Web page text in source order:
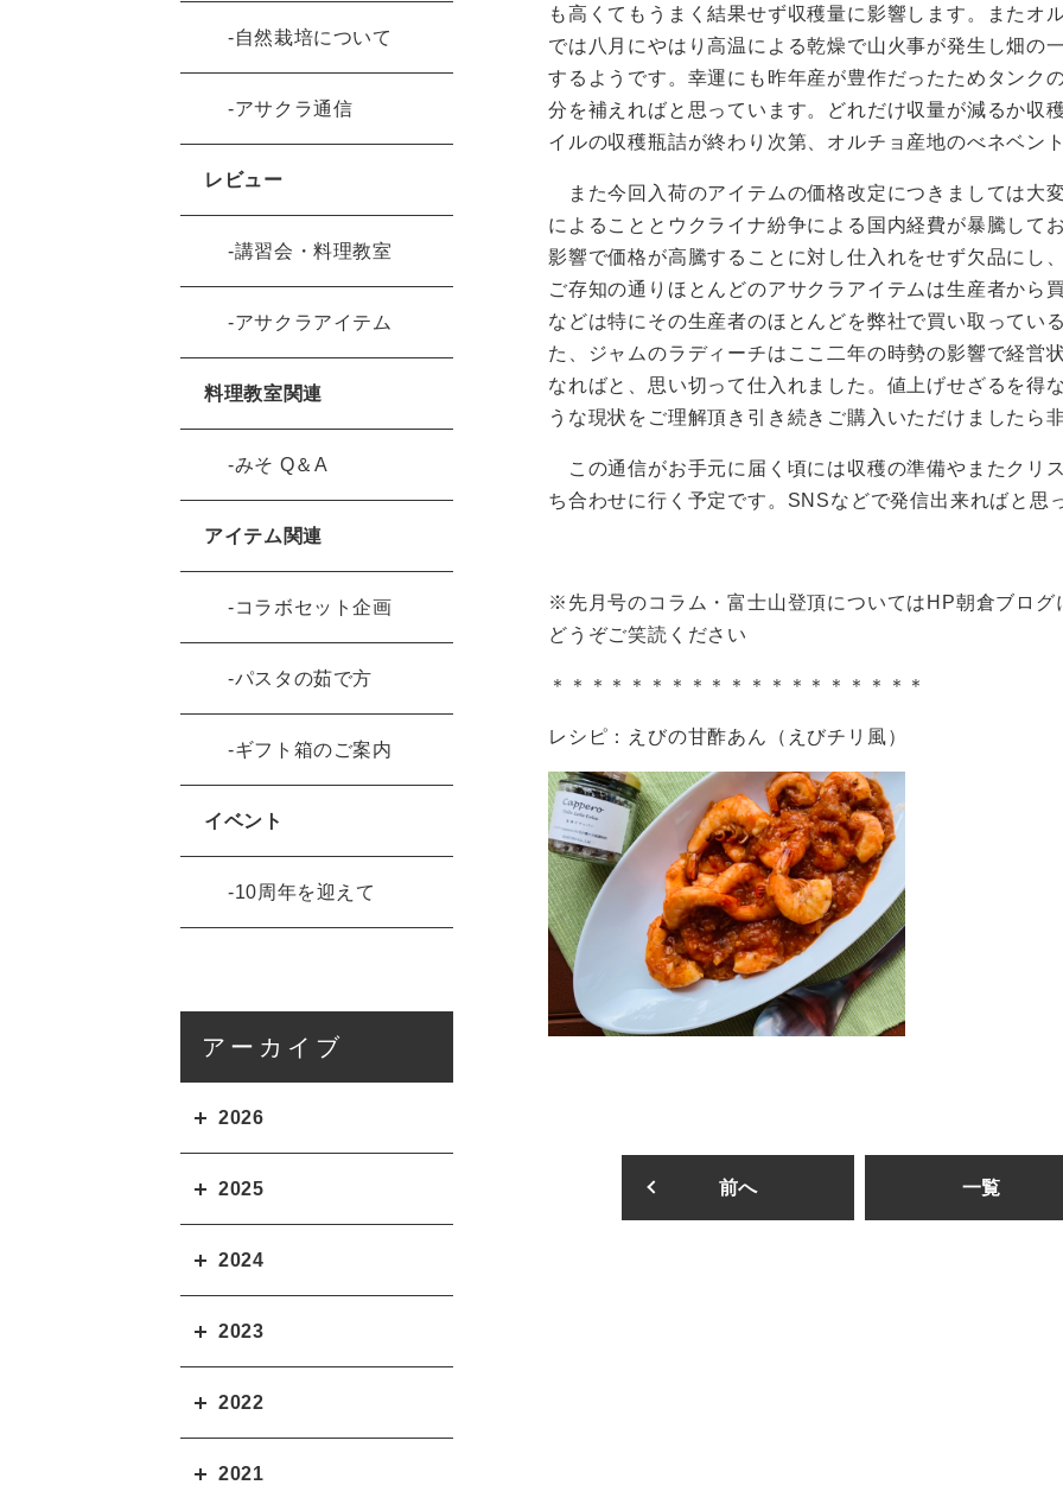
も高くてもうまく結果せず収穫量に影響します。またオ
では八月にやはり高温による乾燥で山火事が発生し畑の
するようです。幸運にも昨年産が豊作だったためタンク
分を補えればと思っています。どれだけ収量が減るか収
イルの収穫瓶詰が終わり次第、オルチョ産地のべネベン
また今回入荷のアイテムの価格改定につきましては大
によることとウクライナ紛争による国内経費が暴騰して
影響で価格が高騰することに対し仕入れをせず欠品にし
ご存知の通りほとんどのアサクラアイテムは生産者から
などは特にその生産者のほとんどを弊社で買い取ってい
た、ジャムのラディーチはここ二年の時勢の影響で経営
なればと、思い切って仕入れました。値上げせざるを得
うな現状をご理解頂き引き続きご購入いただけましたら
この通信がお手元に届く頃には収穫の準備やまたクリ
ち合わせに行く予定です。SNSなどで発信出来ればと思
※先月号のコラム・富士山登頂についてはHP朝倉ブロ
どうぞご笑読ください
＊＊＊＊＊＊＊＊＊＊＊＊＊＊＊＊＊＊＊
レシピ：えびの甘酢あん（えびチリ風）
前へ 一覧
自然栽培について
アサクラ通信
レビュー
講習会・料理教室
アサクラアイテム
料理教室関連
みそ Q＆A
アイテム関連
コラボセット企画
パスタの茹で方
ギフト箱のご案内
イベント
10周年を迎えて
アーカイブ
2026
2025
2024
2023
2022
2021